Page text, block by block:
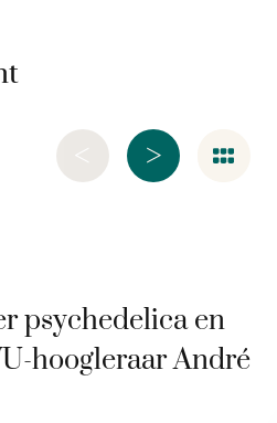
>
<
psychedelica en
hoogleraar André